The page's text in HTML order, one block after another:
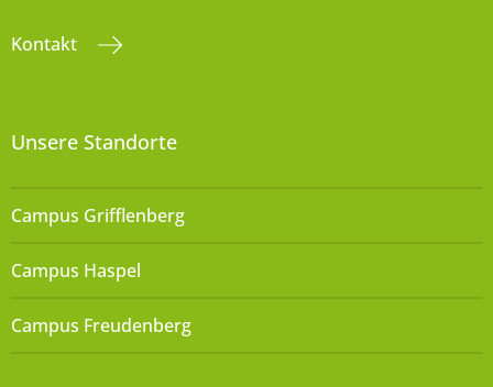
Kontakt
Unsere Standorte
Campus Grifflenberg
Campus Haspel
Campus Freudenberg